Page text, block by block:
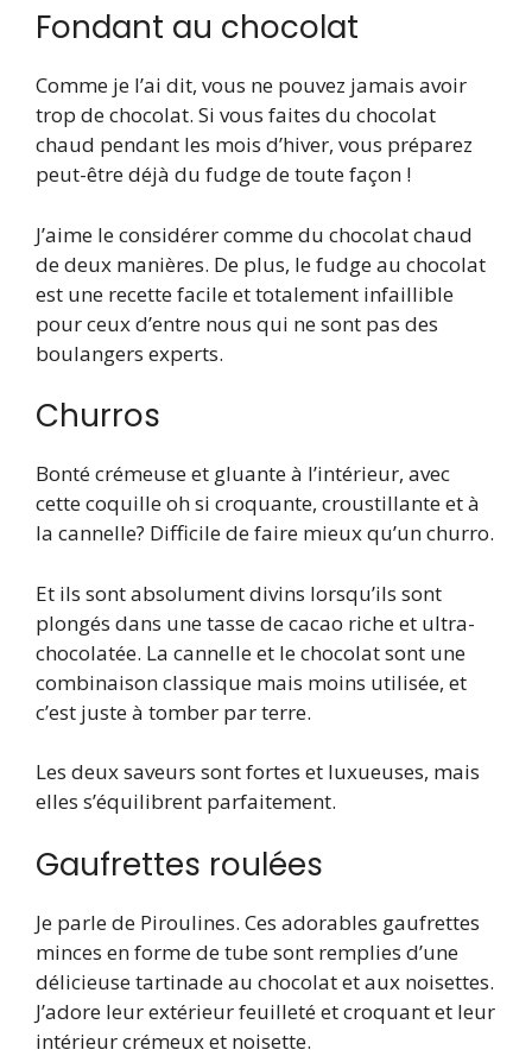
Fondant au chocolat
Comme je l’ai dit, vous ne pouvez jamais avoir
trop de chocolat. Si vous faites du chocolat
chaud pendant les mois d’hiver, vous préparez
peut-être déjà du fudge de toute façon !
J’aime le considérer comme du chocolat chaud
de deux manières. De plus, le fudge au chocolat
est une recette facile et totalement infaillible
pour ceux d’entre nous qui ne sont pas des
boulangers experts.
Churros
Bonté crémeuse et gluante à l’intérieur, avec
cette coquille oh si croquante, croustillante et à
la cannelle? Difficile de faire mieux qu’un churro.
Et ils sont absolument divins lorsqu’ils sont
plongés dans une tasse de cacao riche et ultra-
chocolatée. La cannelle et le chocolat sont une
combinaison classique mais moins utilisée, et
c’est juste à tomber par terre.
Les deux saveurs sont fortes et luxueuses, mais
elles s’équilibrent parfaitement.
Gaufrettes roulées
Je parle de Piroulines. Ces adorables gaufrettes
minces en forme de tube sont remplies d’une
délicieuse tartinade au chocolat et aux noisettes.
J’adore leur extérieur feuilleté et croquant et leur
intérieur crémeux et noisette.